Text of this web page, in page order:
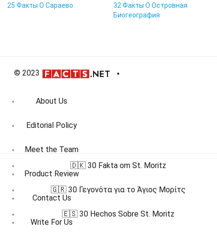
25 Факты О Сараево
32 Факты О Островная
Биогеография
© 2023
About Us
Editorial Policy
Meet the Team
Product Review
Contact Us
Write For Us
🇩🇰 30 Fakta om St. Moritz
🇬🇷 30 Γεγονότα για το Άγιος Μορίτς
🇪🇸 30 Hechos Sobre St. Moritz